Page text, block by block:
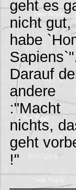
geht es
nicht gut,
habe
Darauf
andere
:"Macht
nichts,
geht
!"